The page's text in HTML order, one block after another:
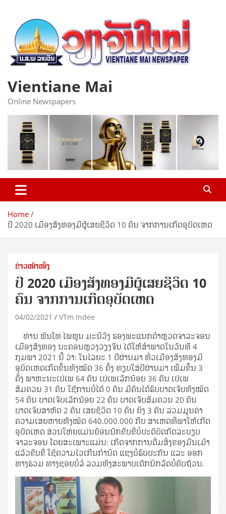
content
Vientiane Mai
Online Newspapers
Home
ປີ 2020 ເມືອງສັງທອງມີຜູ້ເສຍຊີວິດ 10 ຄົນ ຈາກການເກີດອຸບັດເຫດ
ຂ່າວໜ້າໜຶ່ງ
ປີ 2020 ເມືອງສັງທອງມີຜູ້ເສຍຊີວິດ 10
ຄົນ ຈາກການເກີດອຸບັດເຫດ
04/02/2021 VTm Indee
ທ່ານ ພັນໂທ ໄພທູນ ມະນີວົງ ຮອງພະແນກຕໍາຫຼວດຈາລະຈອນ
ເມືອງສັງທອງ ນະຄອນຫຼວງວຽງຈັນ ໄດ້ໃຫ້ສໍາພາດໃນວັນທີ 4
ກຸມພາ 2021 ນີ້ ວ່າ: ໃນໄລຍະ 1 ປີຜ່ານມາ ທົ່ວເມືອງສັງທອງມີ
ອຸບັດເຫດເກີດຂຶ້ນທັງໝົດ 36 ຄັ້ງ ທຽບໃສ່ປີຜ່ານມາ ເພີ່ມຂຶ້ນ 3
ຄັ້ງ ພາຫະນະເປ່ເພ 64 ຄັນ ເປ່ເພເລັກນ້ອຍ 36 ຄັນ ເປ່ເພ
ສົມຄວນ 31 ຄັນ ໃຊ້ການບໍ່ໄດ້ 0 ຄັນ ມີຄົນໄດ້ຮັບບາດເຈັບທັງໝົດ
54 ຄົນ ບາດເຈັບເລັກນ້ອຍ 22 ຄົນ ບາດເຈັບສົມຄວນ 20 ຄົນ
ບາດເຈັບສາຫັດ 2 ຄົນ ເສຍຊິວິດ 10 ຄົນ ຍິງ 3 ຄົນ ລວມມູນຄ່າ
ຄວາມເສຍຫາຍທັງໝົດ 640.000.000 ກີບ ສາເຫດທີ່ພາໃຫ້ເກີດ
ອຸບັດເຫດ ສ່ວນໃຫ່ຍແມ່ນຍ້ອນນັກຂັບຂີ່ບໍ່ປະຕິບັດກົດລະບຽບ
ຈາລະຈອນ ໂດຍສະເພາະແມ່ນ: ເກີດຈາກການດື່ມສິ່ງຂອງມືນເມົາ
ແລ້ວຂັບຂີ່ ໃຊ້ຄວາມໄວເກີນກໍານົດ ແຊງບໍ່ຮັບປະກັນ ແລະ ອອກ
ທາງຮ່ວມ ທາງຊອຍບໍ່ລໍ ລວມທັງສະພາບເຕັກນິກລົດບໍ່ຄົບຖ້ວນ.